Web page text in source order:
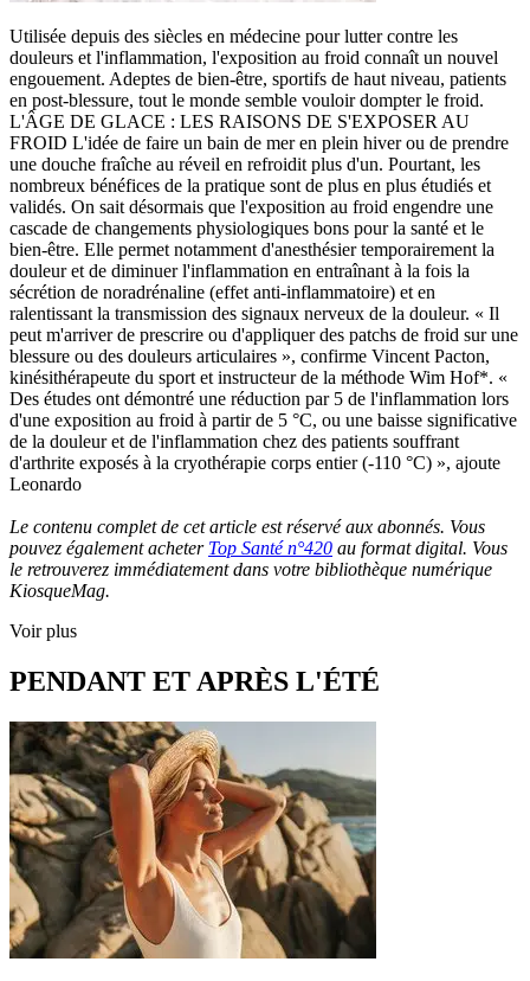
Utilisée depuis des siècles en médecine pour lutter contre les
douleurs et l'inflammation, l'exposition au froid connaît un nouvel
engouement. Adeptes de bien-être, sportifs de haut niveau, patients
en post-blessure, tout le monde semble vouloir dompter le froid.
L'ÂGE DE GLACE : LES RAISONS DE S'EXPOSER AU
FROID L'idée de faire un bain de mer en plein hiver ou de prendre
une douche fraîche au réveil en refroidit plus d'un. Pourtant, les
nombreux bénéfices de la pratique sont de plus en plus étudiés et
validés. On sait désormais que l'exposition au froid engendre une
cascade de changements physiologiques bons pour la santé et le
bien-être. Elle permet notamment d'anesthésier temporairement la
douleur et de diminuer l'inflammation en entraînant à la fois la
sécrétion de noradrénaline (effet anti-inflammatoire) et en
ralentissant la transmission des signaux nerveux de la douleur. « Il
peut m'arriver de prescrire ou d'appliquer des patchs de froid sur une
blessure ou des douleurs articulaires », confirme Vincent Pacton,
kinésithérapeute du sport et instructeur de la méthode Wim Hof*. «
Des études ont démontré une réduction par 5 de l'inflammation lors
d'une exposition au froid à partir de 5 °C, ou une baisse significative
de la douleur et de l'inflammation chez des patients souffrant
d'arthrite exposés à la cryothérapie corps entier (-110 °C) », ajoute
Leonardo
Le contenu complet de cet article est réservé aux abonnés. Vous
pouvez également acheter Top Santé n°420 au format digital. Vous
le retrouverez immédiatement dans votre bibliothèque numérique
KiosqueMag.
Voir plus
PENDANT ET APRÈS L'ÉTÉ